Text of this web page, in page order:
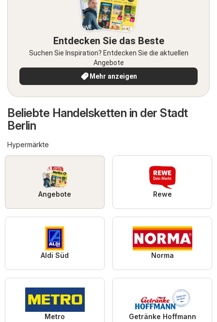
Entdecken Sie das Beste
Suchen Sie Inspiration? Entdecken Sie die aktuellen
Angebote
Mehr anzeigen
Beliebte Handelsketten in der Stadt
Berlin
Hypermärkte
Angebote Rewe
Aldi Süd Norma
Metro Getränke Hoffmann